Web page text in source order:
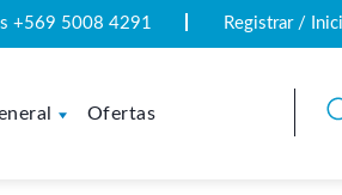
+569 5008 4291 Registrar /
Ofertas